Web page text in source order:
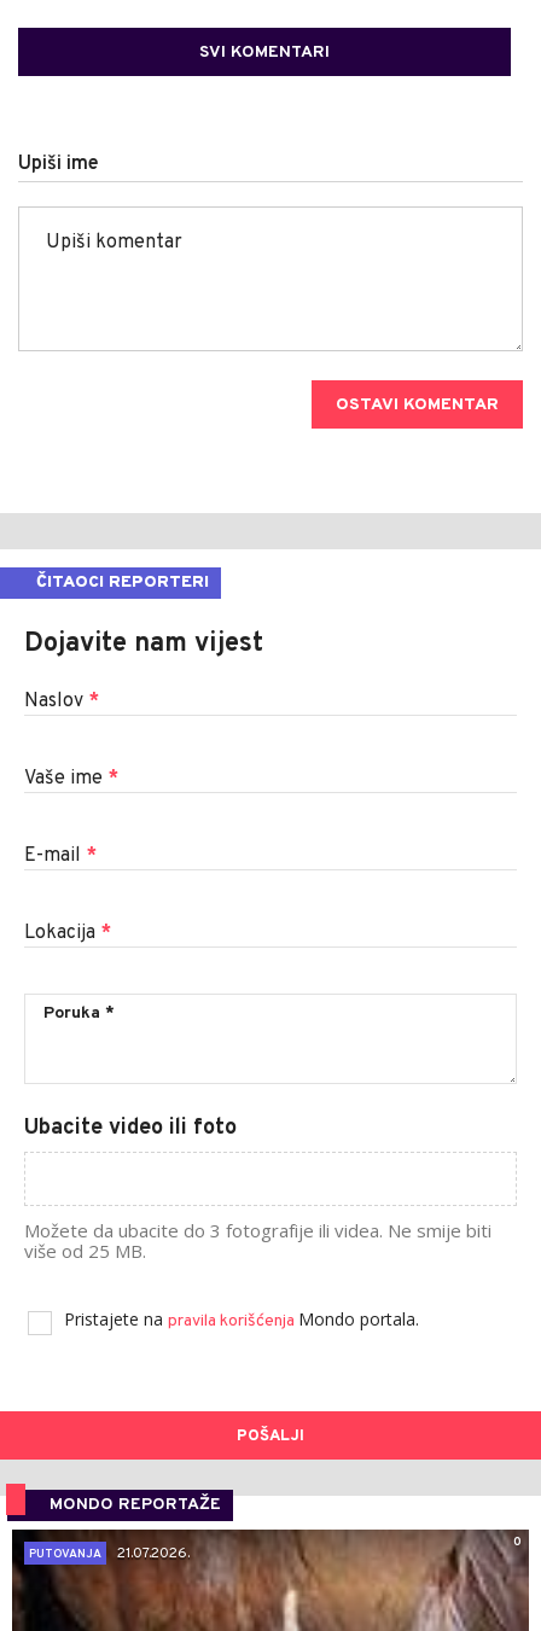
SVI KOMENTARI
Upiši ime
OSTAVI KOMENTAR
ČITAOCI REPORTERI
Dojavite nam vijest
Naslov *
Vaše ime *
E-mail *
Lokacija *
Ubacite video ili foto
Možete da ubacite do 3 fotografije ili videa. Ne smije biti
više od 25 MB.
Pristajete na pravila korišćenja Mondo portala.
POŠALJI
MONDO REPORTAŽE
0
PUTOVANJA
21.07.2026.